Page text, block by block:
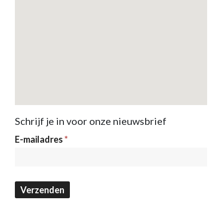
Schrijf je in voor onze nieuwsbrief
Nieuwsbrief
E-mailadres*
Verzenden